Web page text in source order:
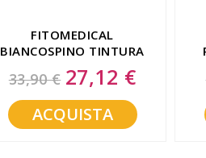
FITOMEDICAL
BIANCOSPINO TINTURA
MADRE 200 ML BIO
33,90 € Special
Price
27,12 €
ACQUISTA